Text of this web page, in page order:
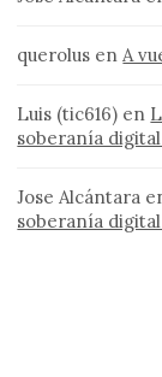
querolus en A
Luis (tic616) en
soberanía
Jose Alcántara
soberanía